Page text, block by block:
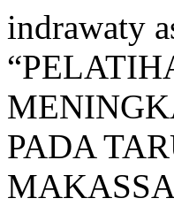
indrawaty
PADA